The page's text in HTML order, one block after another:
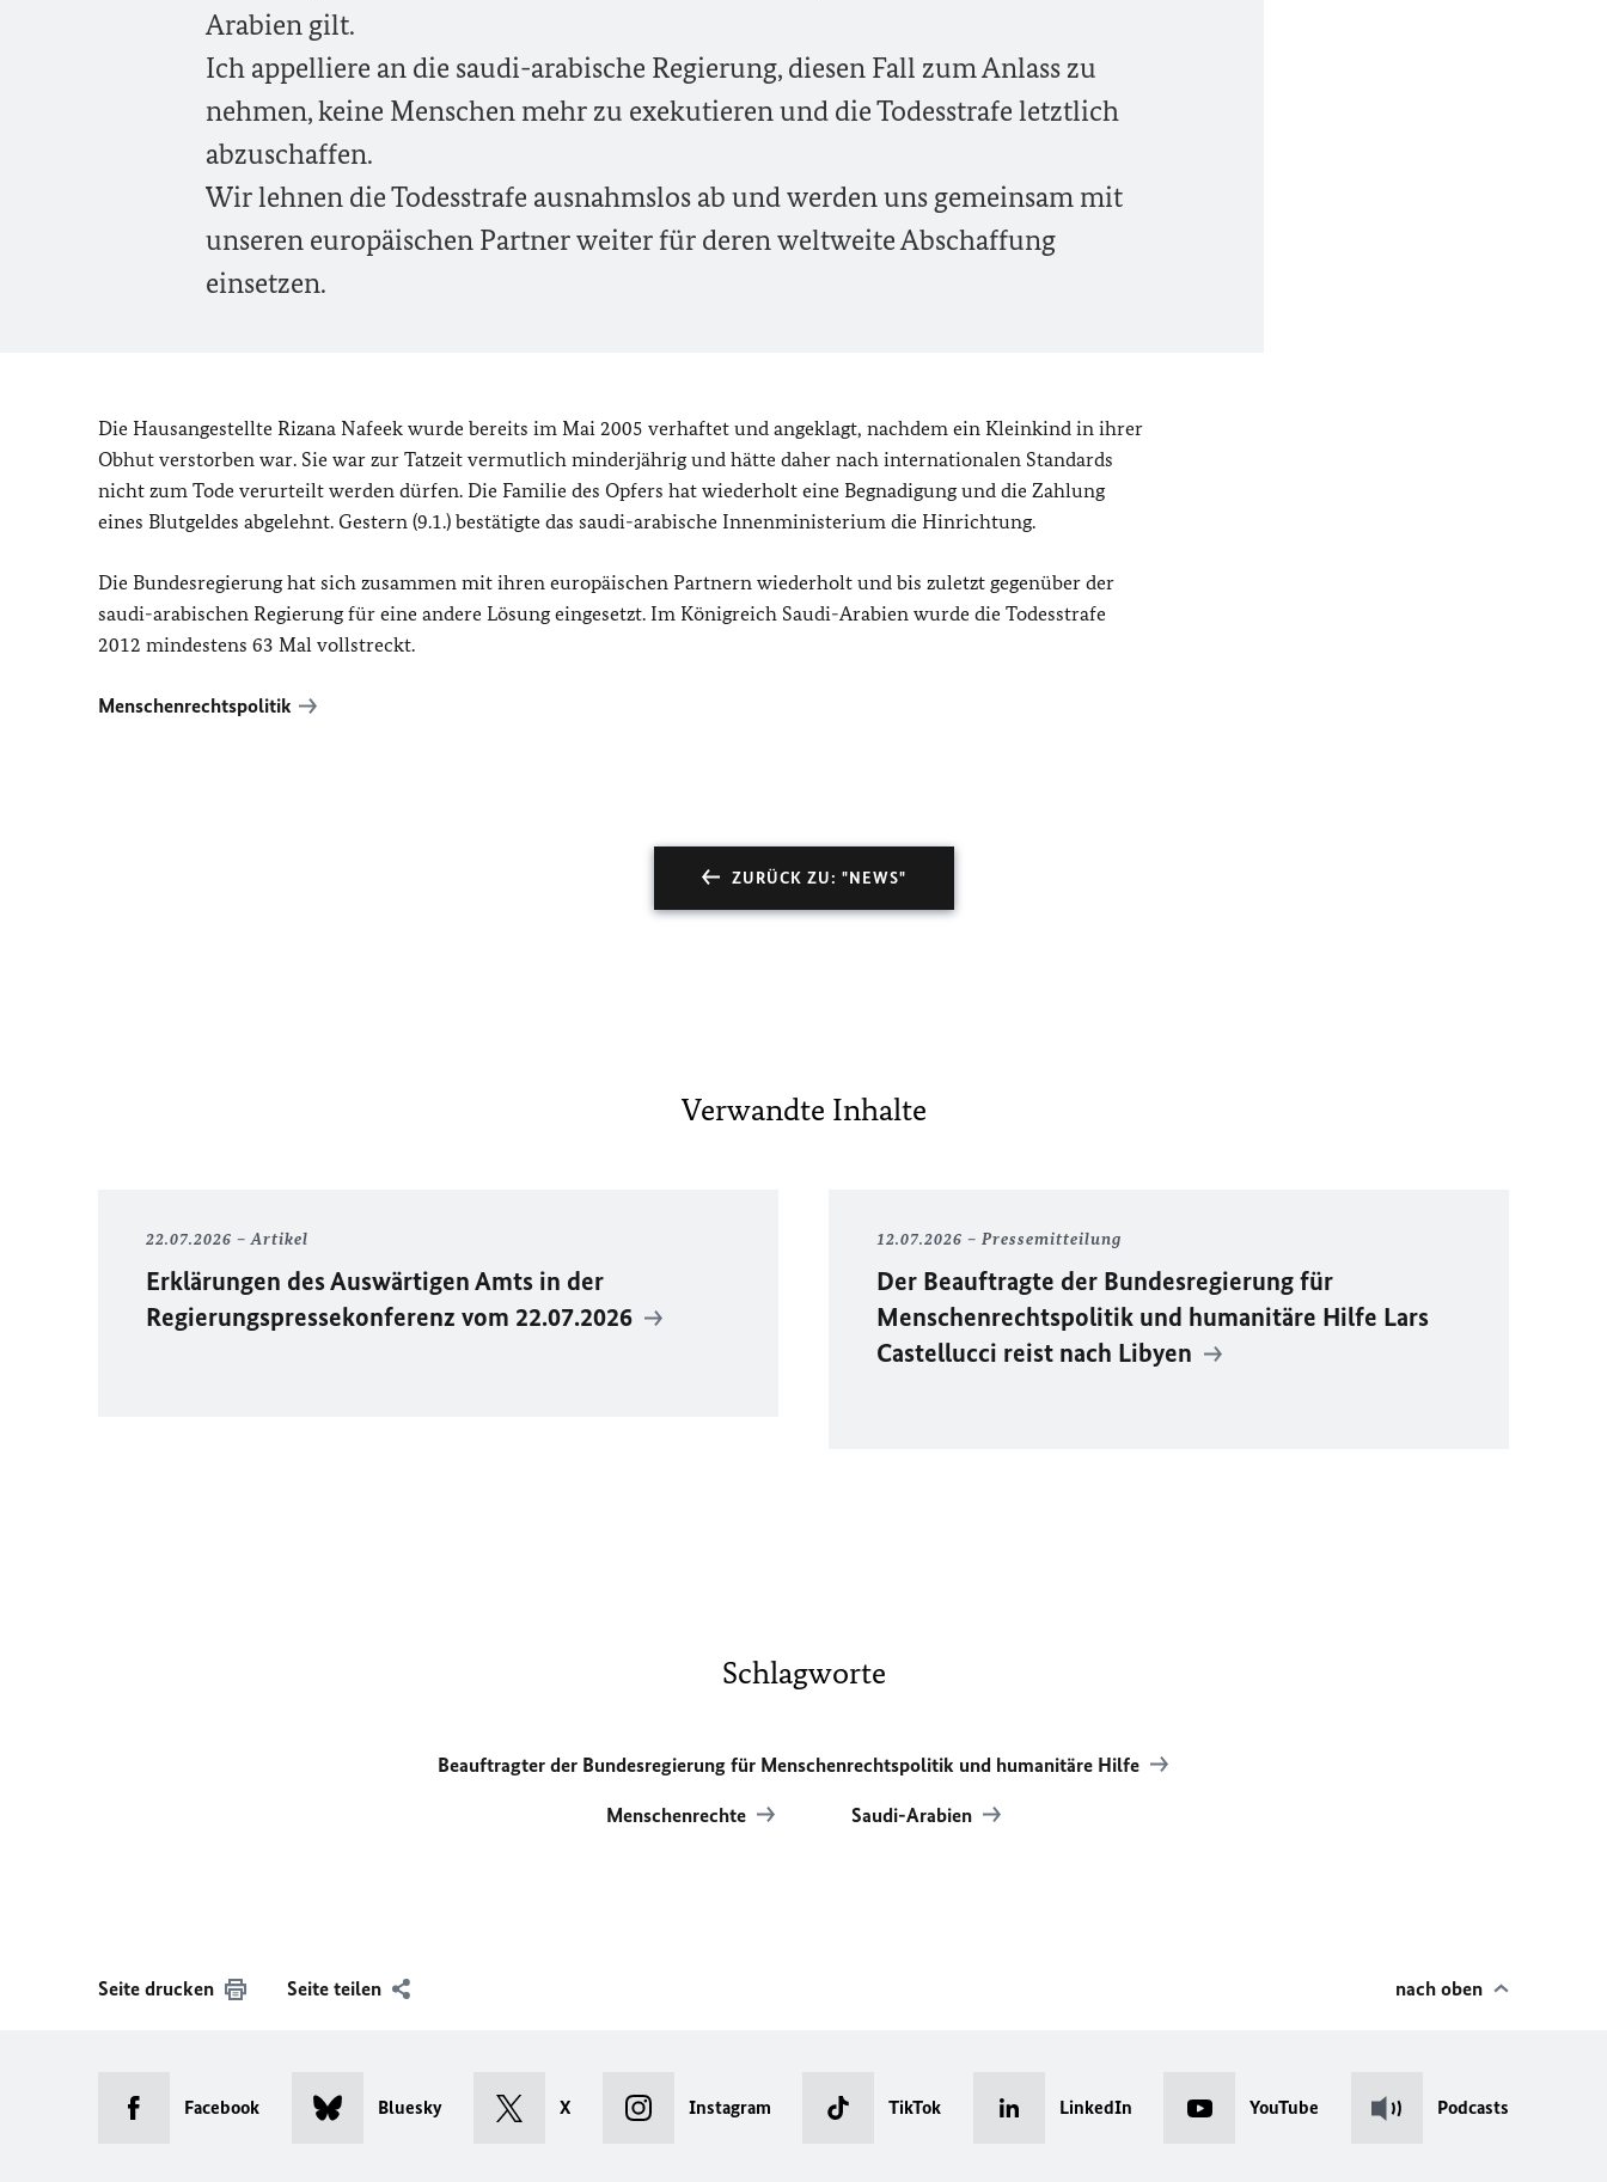
Arabien gilt.
Ich appelliere an die saudi-arabische Regierung, diesen Fall zum Anlass zu
nehmen, keine Menschen mehr zu exekutieren und die Todesstrafe letztlich
abzuschaffen.
Wir lehnen die Todesstrafe ausnahmslos ab und werden uns gemeinsam mit
unseren europäischen Partner weiter für deren weltweite Abschaffung
einsetzen.
Die Hausangestellte Rizana Nafeek wurde bereits im Mai 2005 verhaftet und angeklagt, nachdem ein Kleinkind in ihrer
Obhut verstorben war. Sie war zur Tatzeit vermutlich minderjährig und hätte daher nach internationalen Standards
nicht zum Tode verurteilt werden dürfen. Die Familie des Opfers hat wiederholt eine Begnadigung und die Zahlung
eines Blutgeldes abgelehnt. Gestern (9.1.) bestätigte das saudi-arabische Innenministerium die Hinrichtung.
Die Bundesregierung hat sich zusammen mit ihren europäischen Partnern wiederholt und bis zuletzt gegenüber der
saudi-arabischen Regierung für eine andere Lösung eingesetzt. Im Königreich Saudi-Arabien wurde die Todesstrafe
2012 mindestens 63 Mal vollstreckt.
Menschenrechtspolitik
ZURÜCK ZU: "NEWS"
Verwandte Inhalte
22.07.2026 Artikel
Erklärungen des Auswärtigen Amts in der
Regierungspressekonferenz vom 22.07.2026
12.07.2026 Pressemitteilung
Der Beauftragte der Bundesregierung für
Menschenrechtspolitik und humanitäre Hilfe Lars
Castellucci reist nach Libyen
Schlagworte
Beauftragter der Bundesregierung für Menschenrechtspolitik und humanitäre Hilfe
Menschenrechte Saudi-Arabien
Seite drucken Seite teilen nach oben
Facebook Bluesky X Instagram TikTok LinkedIn YouTube Podcasts